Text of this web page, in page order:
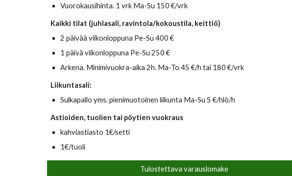
Vuorokausihinta. 1 vrk Ma-Su 150 €/vrk
Kaikki tilat (juhlasali, ravintola/kokoustila, keittiö)
2 päivää viikonloppuna Pe-Su 400 €
1 päivä viikonloppuna Pe-Su 250 €
Arkena. Minimivuokra-aika 2h. Ma-To 45 €/h tai 180 €/vrk
Liikuntasali:
Sulkapallo yms. pienimuotoinen liikunta Ma-Su 5 €/hlö/h
Astioiden, tuolien tai pöytien vuokraus
kahviastiasto 1€/setti
1€/tuoli
Tulostettava varauslomake